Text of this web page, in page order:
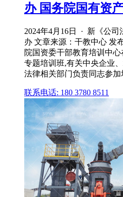
办 国务院国有资
2024年4月16日 · 新《公
办 文章来源：干教中心 发
院国资委干部教育培训中
专题培训班,有关中央企业
法律相关部门负责同志参加
联系电话: 180 3780 8511